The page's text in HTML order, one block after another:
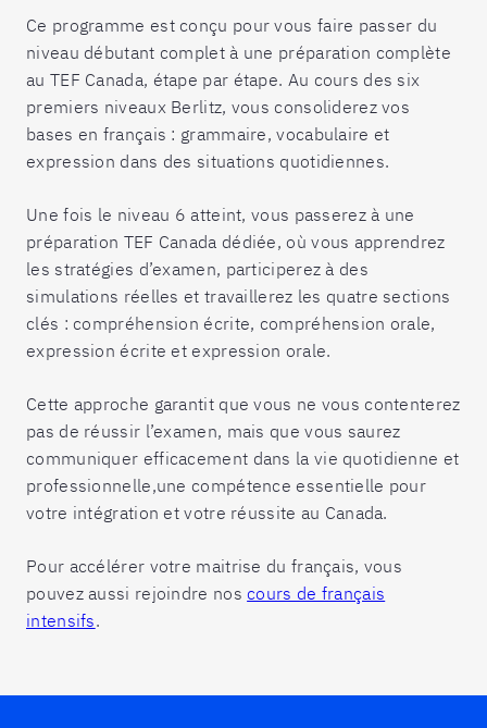
Ce programme est conçu pour vous faire passer du
niveau débutant complet à une préparation complète
au TEF Canada, étape par étape. Au cours des six
premiers niveaux Berlitz, vous consoliderez vos
bases en français : grammaire, vocabulaire et
expression dans des situations quotidiennes.
Une fois le niveau 6 atteint, vous passerez à une
préparation TEF Canada dédiée, où vous apprendrez
les stratégies d’examen, participerez à des
simulations réelles et travaillerez les quatre sections
clés : compréhension écrite, compréhension orale,
expression écrite et expression orale.
Cette approche garantit que vous ne vous contenterez
pas de réussir l’examen, mais que vous saurez
communiquer efficacement dans la vie quotidienne et
professionnelle,une compétence essentielle pour
votre intégration et votre réussite au Canada.
Pour accélérer votre maitrise du français, vous
pouvez aussi rejoindre noscours de français
intensifs.